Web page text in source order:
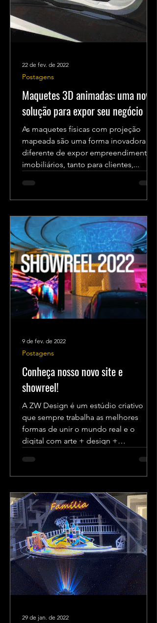
Maquetes 3D animadas: uma nova
solução para expor seu negócio
As maquetes físicas com projeção
mapeada são uma forma inovadora e
diferente de expor empreendimentos
imobiliários, tanto para clientes,...
Postagens
22 de fev. de 2022
Conheça nosso novo site e
showreel!
A ZW Design é um estúdio criativo
que sempre trabalha as melhores
formas de unir o mundo real e o
digital com arte + design +
Postagens
9 de fev. de 2022
29 de jan. de 2022